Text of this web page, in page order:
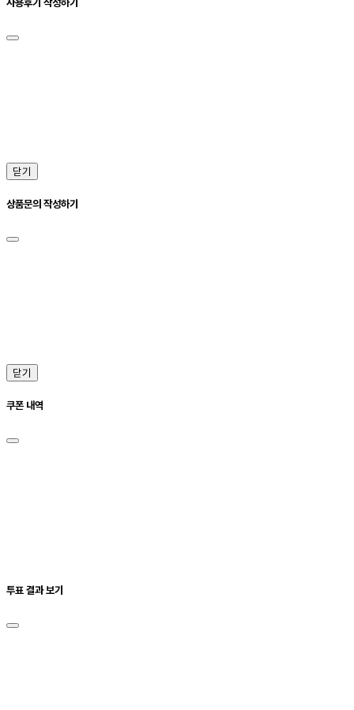
닫기
상품문의 작성하기
닫기
쿠폰 내역
투표 결과 보기